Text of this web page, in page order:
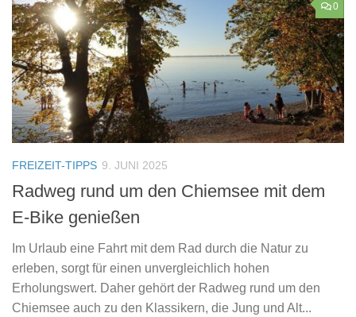
0
FREIZEIT-TIPPS 9. JUNI 2025
Radweg rund um den Chiemsee mit dem
E-Bike genießen
Im Urlaub eine Fahrt mit dem Rad durch die Natur zu
erleben, sorgt für einen unvergleichlich hohen
Erholungswert. Daher gehört der Radweg rund um den
Chiemsee auch zu den Klassikern, die Jung und Alt...